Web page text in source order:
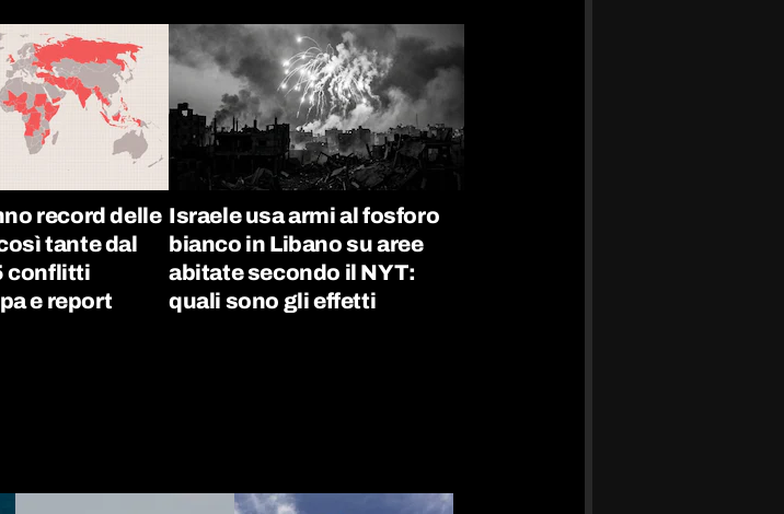
record delle
tante dal
conflitti
e report
Israele usa armi al fosforo
bianco in Libano su aree
abitate secondo il NYT:
quali sono gli effetti